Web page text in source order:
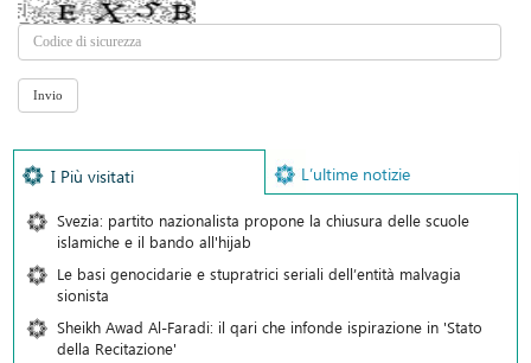
I Più visitati L’ultime notizie
Svezia: partito nazionalista propone la chiusura delle scuole
islamiche e il bando all'hijab
Le basi genocidarie e stupratrici seriali dell’entità malvagia
sionista
Sheikh Awad Al-Faradi: il qari che infonde ispirazione in 'Stato
della Recitazione'